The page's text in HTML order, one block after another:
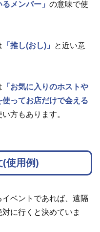
メンバー」 の意味で使
「推し(おし)」
と近い意
「お気に入りのホストや
ってお店だけで会える
方もあります。
(使用例)
イベントであれば、遠隔
に行くと決めていま